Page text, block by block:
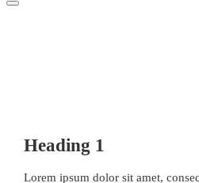
Heading 1
Lorem ipsum dolor sit amet,